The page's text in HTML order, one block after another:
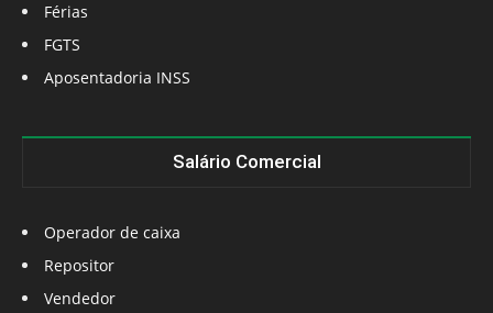
Férias
FGTS
Aposentadoria INSS
Salário Comercial
Operador de caixa
Repositor
Vendedor